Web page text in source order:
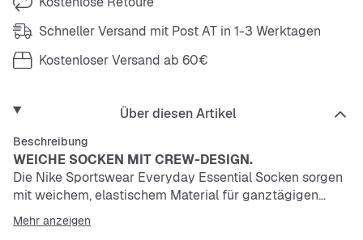
Schneller Versand mit Post AT in 1-3 Werktagen
Kostenloser Versand ab 60€
Über diesen Artikel
Beschreibung
WEICHE SOCKEN MIT CREW-DESIGN.
Die Nike Sportswear Everyday Essential Socken sorgen
mit weichem, elastischem Material für ganztägigen
Tragekomfort. Dieses Produkt besteht aus mindestens
75% recyceltem Polyester.
Mehr anzeigen